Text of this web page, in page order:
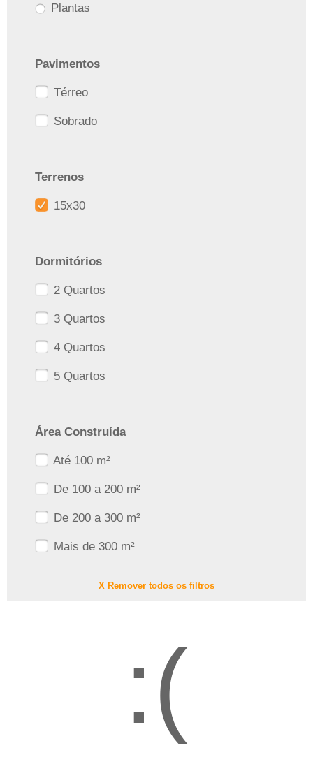
Plantas
Pavimentos
Térreo
Sobrado
Terrenos
15x30
Dormitórios
2 Quartos
3 Quartos
4 Quartos
5 Quartos
Área Construída
Até 100 m²
De 100 a 200 m²
De 200 a 300 m²
Mais de 300 m²
X Remover todos os filtros
:(